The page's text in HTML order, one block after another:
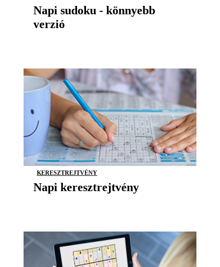
Napi sudoku - könnyebb
verzió
KERESZTREJTVÉNY
Napi keresztrejtvény